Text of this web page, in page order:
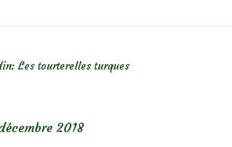
Les tourterelles turques
2018